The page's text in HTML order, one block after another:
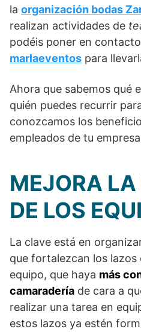
la organización bodas
realizan actividades de
podéis poner en
marlaeventos para
Ahora que sabemos qué
quién puedes recurrir
conozcamos los
empleados de tu
MEJORA
DE LOS
La clave está en
que fortalezcan los lazos
equipo, que haya más
camaradería de cara a
realizar una tarea en
estos lazos ya estén